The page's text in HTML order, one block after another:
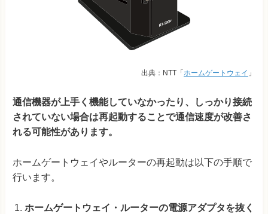
出典：NTT「ホームゲートウェイ 」
通信機器が上手く機能していなかったり、しっかり接続
されていない場合は再起動することで通信速度が改善さ
れる可能性があります。
ホームゲートウェイやルーターの再起動は以下の手順で
行います。
ホームゲートウェイ・ルーターの電源アダプタを抜く